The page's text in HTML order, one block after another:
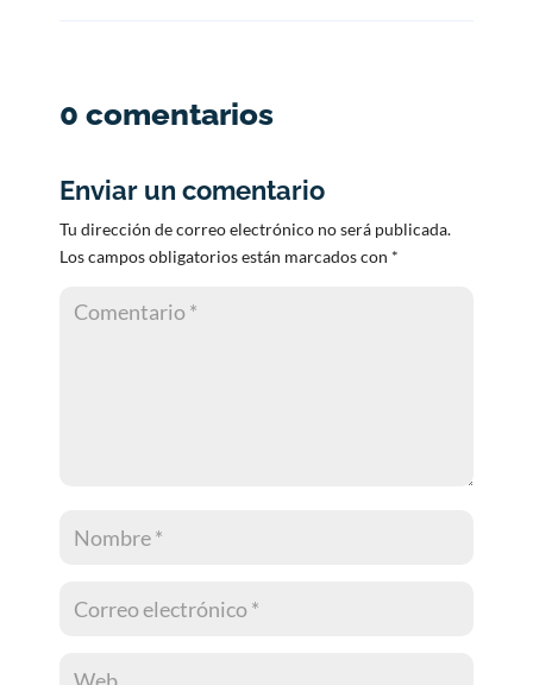
0 comentarios
Enviar un comentario
Tu dirección de correo electrónico no será publicada.
Los campos obligatorios están marcados con *